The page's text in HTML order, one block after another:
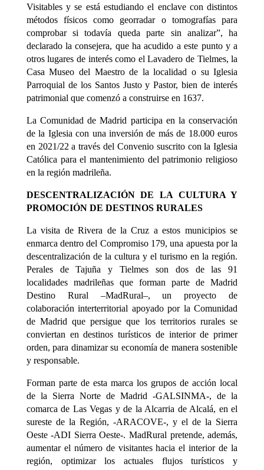
Visitables y se está estudiando el enclave con distintos
métodos físicos como georradar o tomografías para
comprobar si todavía queda parte sin analizar”, ha
declarado la consejera, que ha acudido a este punto y a
otros lugares de interés como el Lavadero de Tielmes, la
Casa Museo del Maestro de la localidad o su Iglesia
Parroquial de los Santos Justo y Pastor, bien de interés
patrimonial que comenzó a construirse en 1637.
La Comunidad de Madrid participa en la conservación
de la Iglesia con una inversión de más de 18.000 euros
en 2021/22 a través del Convenio suscrito con la Iglesia
Católica para el mantenimiento del patrimonio religioso
en la región madrileña.
DESCENTRALIZACIÓN DE LA CULTURA Y
PROMOCIÓN DE DESTINOS RURALES
La visita de Rivera de la Cruz a estos municipios se
enmarca dentro del Compromiso 179, una apuesta por la
descentralización de la cultura y el turismo en la región.
Perales de Tajuña y Tielmes son dos de las 91
localidades madrileñas que forman parte de Madrid
Destino Rural –MadRural–, un proyecto de
colaboración interterritorial apoyado por la Comunidad
de Madrid que persigue que los territorios rurales se
conviertan en destinos turísticos de interior de primer
orden, para dinamizar su economía de manera sostenible
y responsable.
Forman parte de esta marca los grupos de acción local
de la Sierra Norte de Madrid -GALSINMA-, de la
comarca de Las Vegas y de la Alcarria de Alcalá, en el
sureste de la Región, -ARACOVE-, y el de la Sierra
Oeste -ADI Sierra Oeste-. MadRural pretende, además,
aumentar el número de visitantes hacia el interior de la
región, optimizar los actuales flujos turísticos y